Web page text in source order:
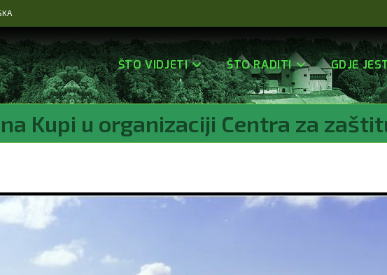
ŠTO VIDJETI ŠTO RADITI GDJE
Kupi u organizaciji Centra za